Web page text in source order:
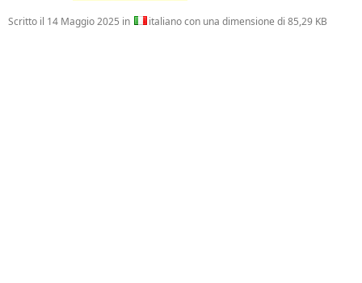
Scritto il 14 Maggio 2025 in italiano con una dimensione di 85,29 KB